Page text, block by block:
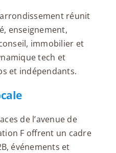
réunit
enseignement,
immobilier et
tech et
et indépendants.
de l’avenue de
F offrent un cadre
événements et